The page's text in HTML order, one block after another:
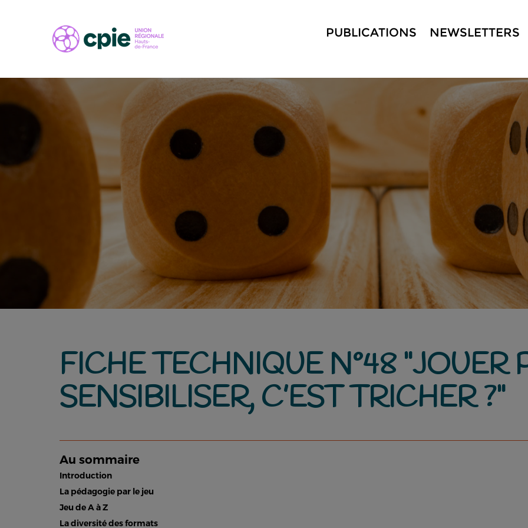
PUBLICATIONS NEWSLETTERS
FICHE TECHNIQUE N°48 "JOUER
SENSIBILISER, C’EST TRICHER ?"
Au sommaire
Introduction
La pédagogie par le jeu
Jeu de A à Z
La diversité des formats